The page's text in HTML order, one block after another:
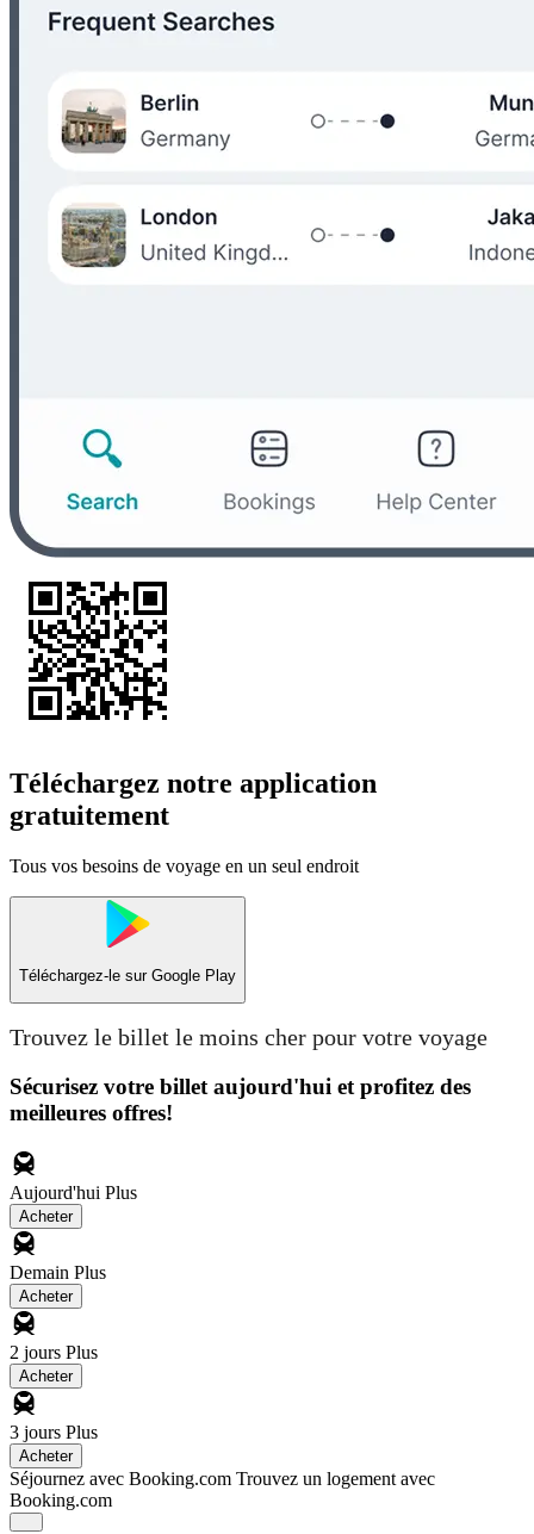
Téléchargez notre application
gratuitement
Tous vos besoins de voyage en un seul endroit
Téléchargez-le sur Google Play
Trouvez le billet le moins cher pour votre voyage
Sécurisez votre billet aujourd'hui et profitez des
meilleures offres!
Aujourd'hui Plus
Acheter
Demain Plus
Acheter
2 jours Plus
Acheter
3 jours Plus
Acheter
Séjournez avec Booking.com Trouvez un logement avec
Booking.com